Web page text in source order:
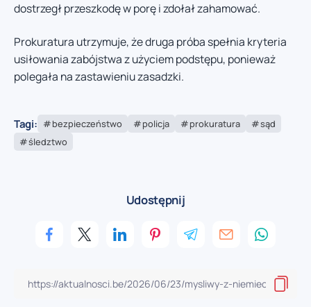
dostrzegł przeszkodę w porę i zdołał zahamować.
Prokuratura utrzymuje, że druga próba spełnia kryteria
usiłowania zabójstwa z użyciem podstępu, ponieważ
polegała na zastawieniu zasadzki.
Tagi: bezpieczeństwo policja prokuratura
sąd
śledztwo
Udostępnij